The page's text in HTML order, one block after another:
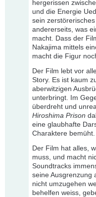
hergerissen
und die Energie
sein
andererseits, was
macht. Dass der
Nakajima mittels
macht die Figur
Der Film lebt vor
Story. Es ist kaum
aberwitzigen
unterbringt. Im
überdreht und
Hiroshima Prison
eine glaubhafte
Charaktere bemüht.
Der Film hat alles,
muss, und macht
Soundtracks
seine Ausgrenzung
nicht umzugehen
behelfen weiss,